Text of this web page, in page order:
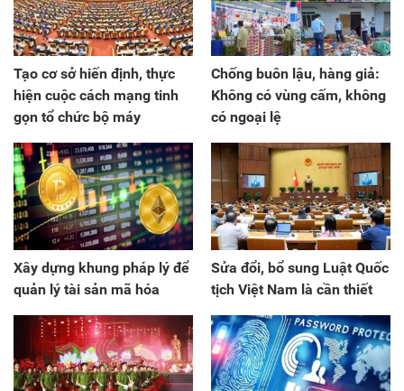
Tạo cơ sở hiến định, thực
hiện cuộc cách mạng tinh
gọn tổ chức bộ máy
Chống buôn lậu, hàng giả:
Không có vùng cấm, không
có ngoại lệ
Xây dựng khung pháp lý để
quản lý tài sản mã hóa
Sửa đổi, bổ sung Luật Quốc
tịch Việt Nam là cần thiết